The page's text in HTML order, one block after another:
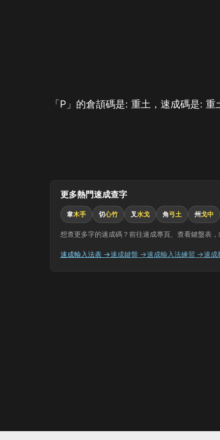
「Р」的倉頡碼是: 重土，速成碼是: 重
更多熱門速成查字
韋木手 切心竹 叉水戈 角弓土 州戈中
想查更多字的速成碼？前往速成專頁、查看鍵盤表
速成輸入法表 →速成鍵盤 →速成輸入法練習 →速